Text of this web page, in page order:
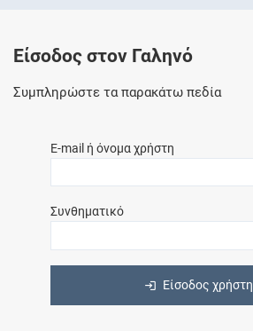
Είσοδος στον Γαληνό
Συμπληρώστε τα παρακάτω πεδία
E-mail ή όνομα χρήστη
Συνθηματικό
Είσοδος χρήστη